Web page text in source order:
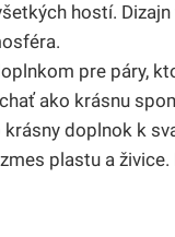
hostí.
pre páry,
ako krásnu
doplnok k
plastu a